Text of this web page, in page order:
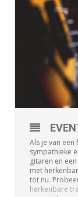
Als je van een
sympathieke
gitaren en
met
tot nu.
herkenbare